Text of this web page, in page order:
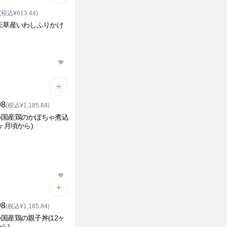
税込¥613.44)
草産いわしふりかけ
(税込¥1,185.84)
産鶏のかぼちゃ煮込
月頃から)
(税込¥1,185.84)
産鶏の親子丼(12ヶ